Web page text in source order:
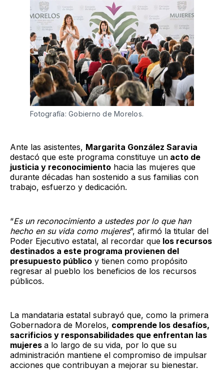
Fotografía: Gobierno de Morelos.
Ante las asistentes, Margarita González Saravia
destacó que este programa constituye un acto de
justicia y reconocimiento hacia las mujeres que
durante décadas han sostenido a sus familias con
trabajo, esfuerzo y dedicación.
“Es un reconocimiento a ustedes por lo que han
hecho en su vida como mujeres”, afirmó la titular del
Poder Ejecutivo estatal, al recordar que los recursos
destinados a este programa provienen del
presupuesto público y tienen como propósito
regresar al pueblo los beneficios de los recursos
públicos.
La mandataria estatal subrayó que, como la primera
Gobernadora de Morelos, comprende los desafíos,
sacrificios y responsabilidades que enfrentan las
mujeres a lo largo de su vida, por lo que su
administración mantiene el compromiso de impulsar
acciones que contribuyan a mejorar su bienestar.